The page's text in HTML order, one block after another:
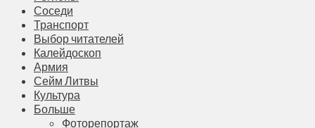
Соседи
Транспорт
Выбор читателей
Калейдоскоп
Армия
Сейм Литвы
Культура
Больше
Фоторепортаж